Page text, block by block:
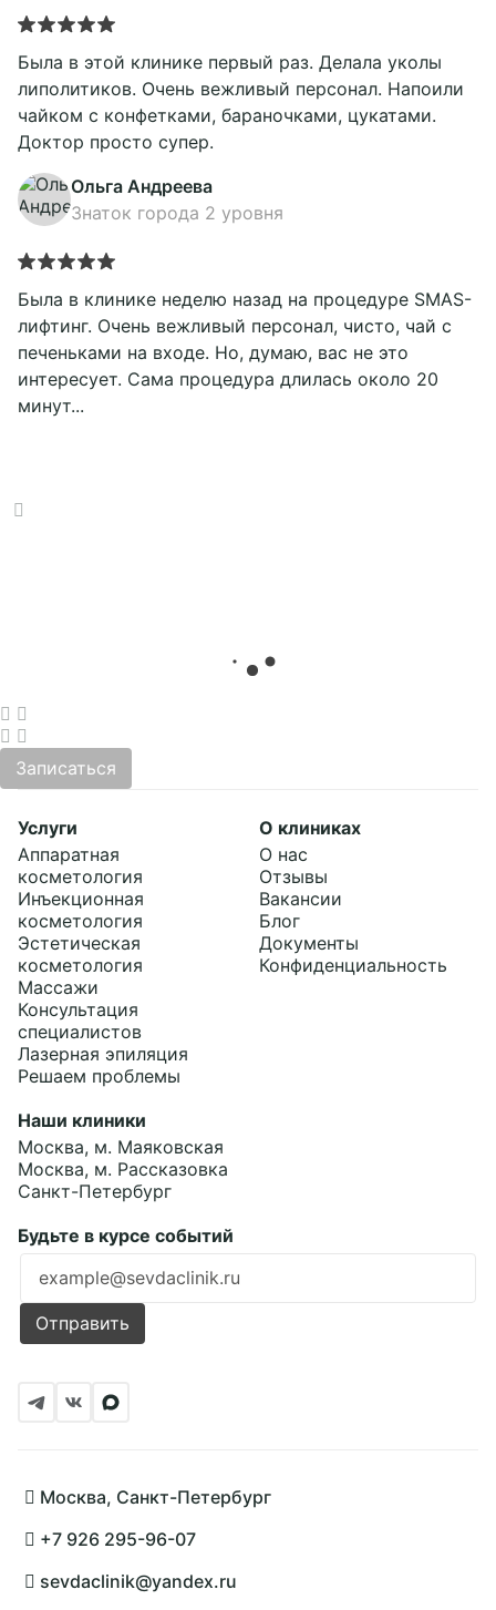
Была в этой клинике первый раз. Делала уколы
липолитиков. Очень вежливый персонал. Напоили
чайком с конфетками, бараночками, цукатами.
Доктор просто супер.
Ольга Андреева
Знаток города 2 уровня
Была в клинике неделю назад на процедуре SMAS-
лифтинг. Очень вежливый персонал, чисто, чай с
печеньками на входе. Но, думаю, вас не это
интересует. Сама процедура длилась около 20
минут...
Записаться
Услуги
Аппаратная
косметология
Инъекционная
косметология
Эстетическая
косметология
Массажи
Консультация
специалистов
Лазерная эпиляция
Решаем проблемы
О клиниках
О нас
Отзывы
Вакансии
Блог
Документы
Конфиденциальность
Наши клиники
Москва, м. Маяковская
Москва, м. Рассказовка
Санкт-Петербург
Будьте в курсе событий
Ошибка заполнения
Отправить
Москва, Санкт-Петербург
+7 926 295-96-07
sevdaclinik@yandex.ru